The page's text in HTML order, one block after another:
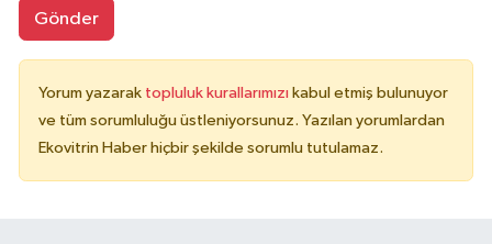
Gönder
Yorum yazarak topluluk kurallarımızı kabul etmiş bulunuyor
ve tüm sorumluluğu üstleniyorsunuz. Yazılan yorumlardan
Ekovitrin Haber hiçbir şekilde sorumlu tutulamaz.